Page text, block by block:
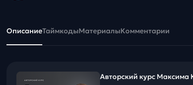
ОписаниеТаймкодыМатериалыКомментарии
Авторский курс Максима